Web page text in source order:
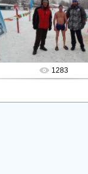
02.02.2015
Admin
1283